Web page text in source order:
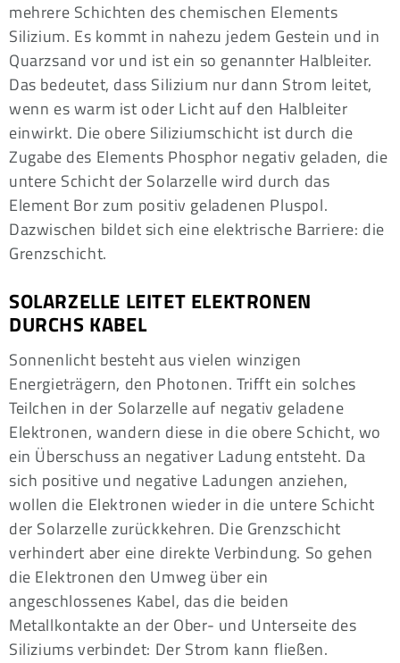
mehrere Schichten des chemischen Elements
Silizium. Es kommt in nahezu jedem Gestein und in
Quarzsand vor und ist ein so genannter Halbleiter.
Das bedeutet, dass Silizium nur dann Strom leitet,
wenn es warm ist oder Licht auf den Halbleiter
einwirkt. Die obere Siliziumschicht ist durch die
Zugabe des Elements Phosphor negativ geladen, die
untere Schicht der Solarzelle wird durch das
Element Bor zum positiv geladenen Pluspol.
Dazwischen bildet sich eine elektrische Barriere: die
Grenzschicht.
SOLARZELLE LEITET ELEKTRONEN
DURCHS KABEL
Sonnenlicht besteht aus vielen winzigen
Energieträgern, den Photonen. Trifft ein solches
Teilchen in der Solarzelle auf negativ geladene
Elektronen, wandern diese in die obere Schicht, wo
ein Überschuss an negativer Ladung entsteht. Da
sich positive und negative Ladungen anziehen,
wollen die Elektronen wieder in die untere Schicht
der Solarzelle zurückkehren. Die Grenzschicht
verhindert aber eine direkte Verbindung. So gehen
die Elektronen den Umweg über ein
angeschlossenes Kabel, das die beiden
Metallkontakte an der Ober- und Unterseite des
Siliziums verbindet: Der Strom kann fließen.